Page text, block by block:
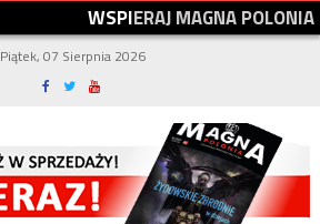
WSPIERAJMAGNAPOLONIA
Piątek, 07 Sierpnia 2026